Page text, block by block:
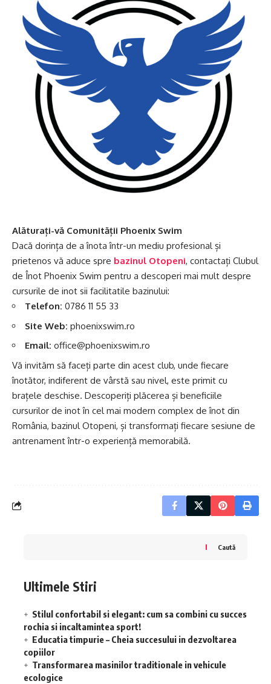
Alăturați-vă Comunității Phoenix Swim
Dacă dorința de a înota într-un mediu profesional și
prietenos vă aduce spre bazinul Otopeni, contactați Clubul
de Înot Phoenix Swim pentru a descoperi mai mult despre
cursurile de inot sii facilitatile bazinului:
Telefon: 0786 11 55 33
Site Web: phoenixswim.ro
Email: office@phoenixswim.ro
Vă invităm să faceți parte din acest club, unde fiecare
înotător, indiferent de vârstă sau nivel, este primit cu
brațele deschise. Descoperiți plăcerea și beneficiile
cursurilor de inot în cel mai modern complex de înot din
România, bazinul Otopeni, și transformați fiecare sesiune de
antrenament într-o experiență memorabilă.
Caută
Ultimele Stiri
Stilul confortabil si elegant: cum sa combini cu succes
rochia si incaltamintea sport!
Educatia timpurie – Cheia succesului in dezvoltarea
copiilor
Transformarea masinilor traditionale in vehicule
ecologice